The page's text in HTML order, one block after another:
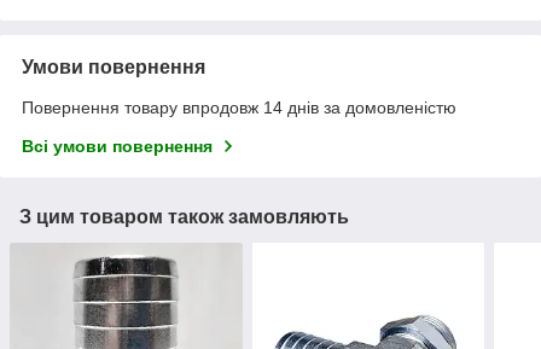
Умови повернення
Повернення товару впродовж 14 днів за домовленістю
Всі умови повернення
З цим товаром також замовляють